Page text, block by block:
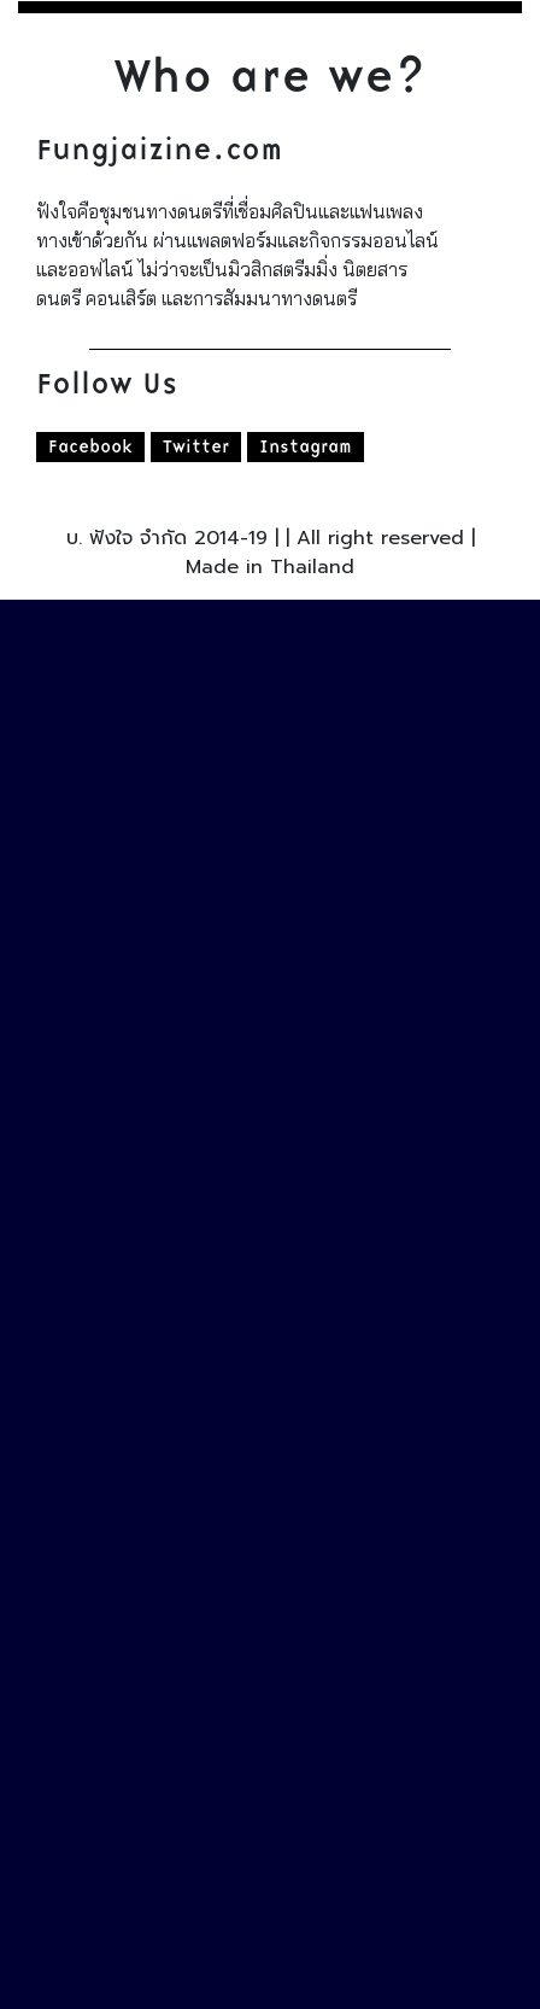
Who are we?
Fungjaizine.com
ฟังใจคือชุมชนทางดนตรีที่เชื่อมศิลปินและแฟนเพลง
ทางเข้าด้วยกัน ผ่านแพลตฟอร์มและกิจกรรมออนไลน์
และออฟไลน์ ไม่ว่าจะเป็นมิวสิกสตรีมมิ่ง นิตยสาร
ดนตรี คอนเสิร์ต และการสัมมนาทางดนตรี
Follow Us
Facebook Twitter Instagram
บ. ฟังใจ จำกัด 2014-19 | | All right reserved |
Made in Thailand